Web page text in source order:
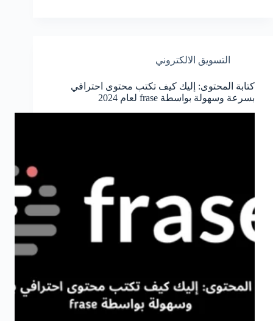
التسويق الالكتروني
كتابة المحتوى: إليك كيف تكتب محتوى احترافي
بسرعة وسهولة بواسطة frase لعام 2024